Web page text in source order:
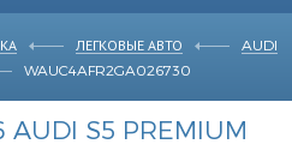
ЛЕГКОВЫЕ АВТО
AUDI
WAUC4AFR2GA026730
AUDI S5 PREMIUM